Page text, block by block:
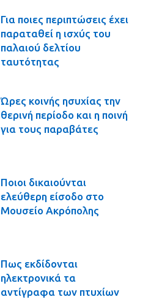
Για ποιες περιπτώσεις έχει
παραταθεί η ισχύς του
παλαιού δελτίου
ταυτότητας
Ώρες κοινής ησυχίας την
θερινή περίοδο και η ποινή
για τους παραβάτες
Ποιοι δικαιούνται
ελεύθερη είσοδο στο
Μουσείο Ακρόπολης
Πως εκδίδονται
ηλεκτρονικά τα
αντίγραφα των πτυχίων